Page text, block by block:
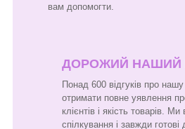
вам допомогти.
ДОРОЖИЙ НАШИЙ
Понад 600 відгуків про
отримати повне уявлення
клієнтів і якість товарів. Ми
спілкування і завжди